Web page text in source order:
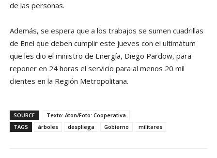
de las personas.
Además, se espera que a los trabajos se sumen cuadrillas
de Enel que deben cumplir este jueves con el ultimátum
que les dio el ministro de Energía, Diego Pardow, para
reponer en 24 horas el servicio para al menos 20 mil
clientes en la Región Metropolitana.
SOURCE
Texto: Aton/Foto: Cooperativa
TAGS
árboles despliega Gobierno militares